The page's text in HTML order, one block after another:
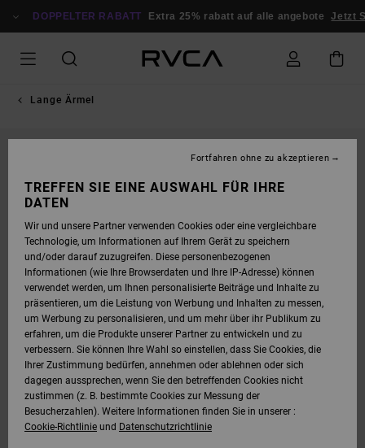
ZUR
DOPPELTER RABATT Extra 25% rabatt auf alle angebote Jetzt
Lange Ärmel
TREFFEN SIE EINE AUSWAHL FÜR IHRE
DATEN
Wir und unsere Partner verwenden Cookies oder eine vergleichbare
Technologie, um Informationen auf Ihrem Gerät zu speichern
und/oder darauf zuzugreifen. Diese personenbezogenen
Informationen (wie Ihre Browserdaten und Ihre IP-Adresse) können
verwendet werden, um Ihnen personalisierte Beiträge und Inhalte zu
präsentieren, um die Leistung von Werbung und Inhalten zu messen,
um Werbung zu personalisieren, und um mehr über ihr Publikum zu
erfahren, um die Produkte unserer Partner zu entwickeln und zu
verbessern. Sie können Ihre Wahl so einstellen, dass Sie Cookies, die
Ihrer Zustimmung bedürfen, annehmen oder ablehnen oder sich
dagegen aussprechen, wenn Sie den betreffenden Cookies nicht
zustimmen (z. B. bestimmte Cookies zur Messung der
Besucherzahlen). Weitere Informationen finden Sie in unserer :
Cookie-Richtlinie und Datenschutzrichtlinie
Fortfahren ohne zu akzeptieren